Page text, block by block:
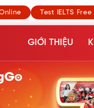
Test IELTS Free
GIỚI THIỆU